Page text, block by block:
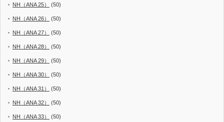
NH（ANA 25） (50)
NH（ANA 26） (50)
NH（ANA 27） (50)
NH（ANA 28） (50)
NH（ANA 29） (50)
NH（ANA 30） (50)
NH（ANA 31） (50)
NH（ANA 32） (50)
NH（ANA 33） (50)